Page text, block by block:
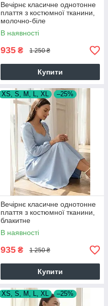
Вечірнє класичне однотонне
плаття з костюмної тканини,
молочно-біле
В наявності
935 ₴ 1 250 ₴
Купити
XS, S, M, L, XL –25%
Вечірнє класичне однотонне
плаття з костюмної тканини,
блакитне
В наявності
935 ₴ 1 250 ₴
Купити
XS, S, M, L, XL –25%